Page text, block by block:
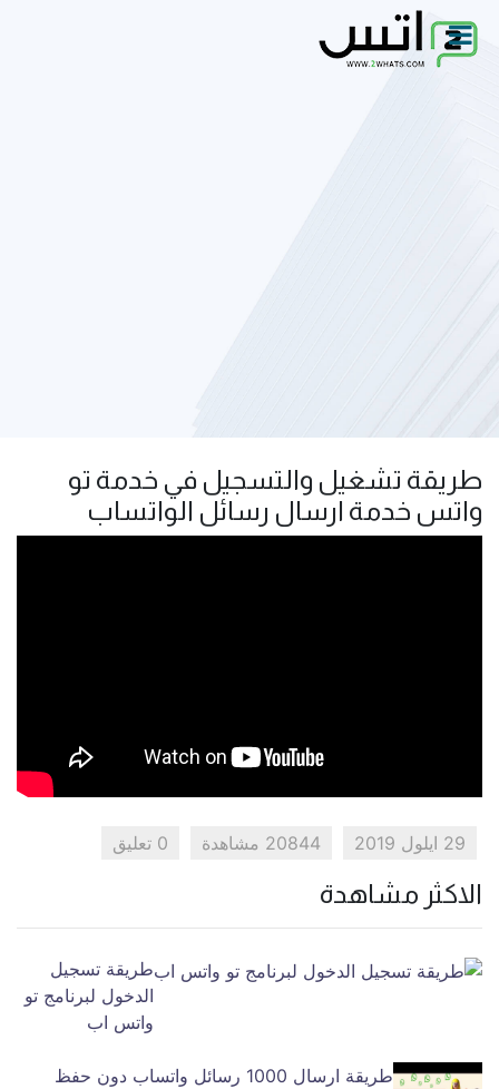
طريقة تشغيل والتسجيل في خدمة تو
واتس خدمة ارسال رسائل الواتساب
29 ايلول 2019 20844 مشاهدة 0 تعليق
الاكثر مشاهدة
طريقة تسجيل
الدخول لبرنامج تو
واتس اب
طريقة ارسال 1000 رسائل واتساب دون حفظ